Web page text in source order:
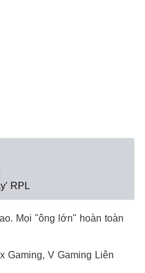
RPL
Mọi "ông lớn" hoàn toàn
Gaming, V Gaming Liên